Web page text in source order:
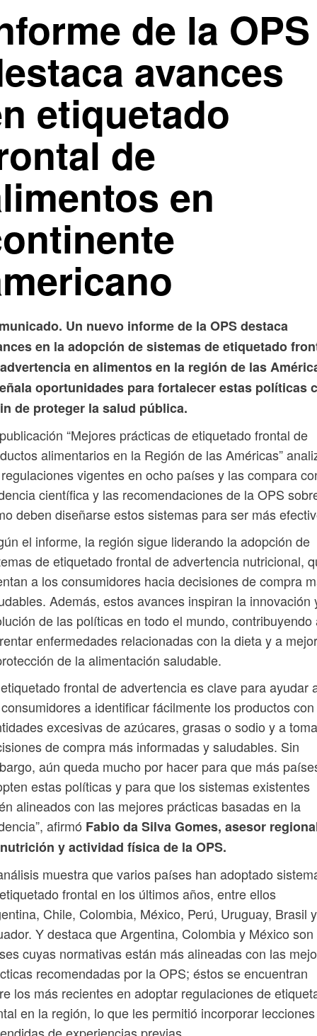
de la OPS
avances
etiquetado
de
en
Un nuevo informe de la OPS destaca
en la adopción de sistemas de etiquetado
en alimentos en la región de las
oportunidades para fortalecer estas políticas
de proteger la salud pública.
“Mejores prácticas de etiquetado frontal de
alimentarios en la Región de las Américas”
vigentes en ocho países y las compara
científica y las recomendaciones de la OPS
deben diseñarse estos sistemas para ser más
el informe, la región sigue liderando la adopción de
de etiquetado frontal de advertencia nutricional,
a los consumidores hacia decisiones de compra
Además, estos avances inspiran la innovación
de las políticas en todo el mundo, contribuyendo
enfermedades relacionadas con la dieta y a
de la alimentación saludable.
frontal de advertencia es clave para ayudar
a identificar fácilmente los productos con
excesivas de azúcares, grasas o sodio y a
de compra más informadas y saludables. Sin
aún queda mucho por hacer para que más
estas políticas y para que los sistemas existentes
alineados con las mejores prácticas basadas en la
afirmó Fabio da Silva Gomes, asesor
y actividad física de la OPS.
muestra que varios países han adoptado
frontal en los últimos años, entre ellos
Chile, Colombia, México, Perú, Uruguay, Brasil y
Y destaca que Argentina, Colombia y México son
cuyas normativas están más alineadas con las
recomendadas por la OPS; éstos se encuentran
los más recientes en adoptar regulaciones de
en la región, lo que les permitió incorporar lecciones
de experiencias previas.